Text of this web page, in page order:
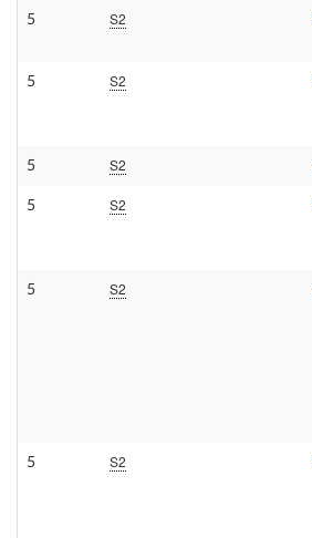
5 S2
5 S2
5 S2
5 S2
5 S2
5 S2